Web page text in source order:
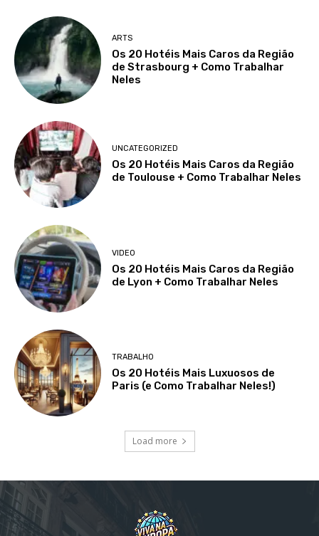
ARTS
Os 20 Hotéis Mais Caros da Região
de Strasbourg + Como Trabalhar
Neles
UNCATEGORIZED
Os 20 Hotéis Mais Caros da Região
de Toulouse + Como Trabalhar Neles
VIDEO
Os 20 Hotéis Mais Caros da Região
de Lyon + Como Trabalhar Neles
TRABALHO
Os 20 Hotéis Mais Luxuosos de
Paris (e Como Trabalhar Neles!)
Load more